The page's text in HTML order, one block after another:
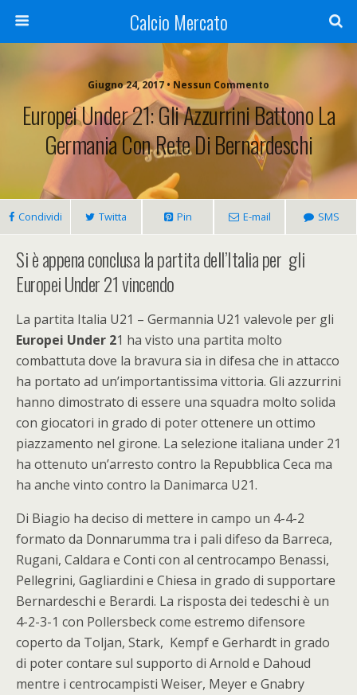
Calcio Mercato
Giugno 24, 2017 • Nessun Commento
Europei Under 21: Gli Azzurrini Battono La
Germania Con Rete Di Bernardeschi
Condividi Twitta Pin E-mail SMS
Si è appena conclusa la partita dell’Italia per gli
Europei Under 21 vincendo
La partita Italia U21 – Germannia U21 valevole per gli
Europei Under 21 ha visto una partita molto
combattuta dove la bravura sia in difesa che in attacco
ha portato ad un’importantissima vittoria. Gli azzurrini
hanno dimostrato di essere una squadra molto solida
con giocatori in grado di poter ottenere un ottimo
piazzamento nel girone. La selezione italiana under 21
ha ottenuto un’arresto contro la Repubblica Ceca ma
ha anche vinto contro la Danimarca U21.
Di Biagio ha deciso di mettere in campo un 4-4-2
formato da Donnarumma tra i pali difeso da Barreca,
Rugani, Caldara e Conti con al centrocampo Benassi,
Pellegrini, Gagliardini e Chiesa in grado di supportare
Bernardeschi e Berardi. La risposta dei tedeschi è un
4-2-3-1 con Pollersbeck come estremo difensore
coperto da Toljan, Stark, Kempf e Gerhardt in grado
di poter contare sul supporto di Arnold e Dahoud
mentre i centrocampisti Weiser, Meyer e Gnabry